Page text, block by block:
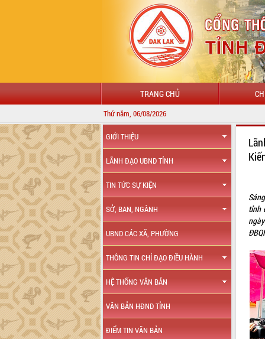
TRANG CHỦ
Thứ năm, 06/08/2026
GIỚI THIỆU
LÃNH ĐẠO UBND TỈNH
TIN TỨC SỰ KIỆN
SỞ, BAN, NGÀNH
UBND CÁC XÃ, PHƯỜNG
THÔNG TIN CHỈ ĐẠO ĐIỀU HÀNH
HỆ THỐNG VĂN BẢN
VĂN BẢN HĐND TỈNH
ĐIỂM TIN VĂN BẢN
tỉnh